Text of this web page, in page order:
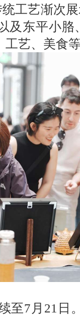
工艺渐次
及东平小
工艺、美食
至7月21日